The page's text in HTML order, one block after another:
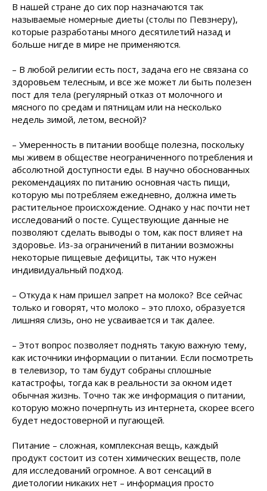
В нашей стране до сих пор назначаются так
называемые номерные диеты (столы по Певзнеру),
которые разработаны много десятилетий назад и
больше нигде в мире не применяются.
– В любой религии есть пост, задача его не связана со
здоровьем телесным, и все же может ли быть полезен
пост для тела (регулярный отказ от молочного и
мясного по средам и пятницам или на несколько
недель зимой, летом, весной)?
– Умеренность в питании вообще полезна, поскольку
мы живем в обществе неограниченного потребления и
абсолютной доступности еды. В научно обоснованных
рекомендациях по питанию основная часть пищи,
которую мы потребляем ежедневно, должна иметь
растительное происхождение. Однако у нас почти нет
исследований о посте. Существующие данные не
позволяют сделать выводы о том, как пост влияет на
здоровье. Из-за ограничений в питании возможны
некоторые пищевые дефициты, так что нужен
индивидуальный подход.
– Откуда к нам пришел запрет на молоко? Все сейчас
только и говорят, что молоко – это плохо, образуется
лишняя слизь, оно не усваивается и так далее.
– Этот вопрос позволяет поднять такую важную тему,
как источники информации о питании. Если посмотреть
в телевизор, то там будут собраны сплошные
катастрофы, тогда как в реальности за окном идет
обычная жизнь. Точно так же информация о питании,
которую можно почерпнуть из интернета, скорее всего
будет недостоверной и пугающей.
Питание – сложная, комплексная вещь, каждый
продукт состоит из сотен химических веществ, поле
для исследований огромное. А вот сенсаций в
диетологии никаких нет – информация просто